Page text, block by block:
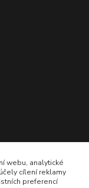
webu, analytické
cílení reklamy
preferencí